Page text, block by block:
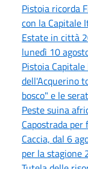
Pistoia ricorda
con la Capitale
Estate in città
lunedì 10
Pistoia
dell'Acquerino
bosco" e le
Peste suina
Capostrada
Caccia, dal 6
per la stagione